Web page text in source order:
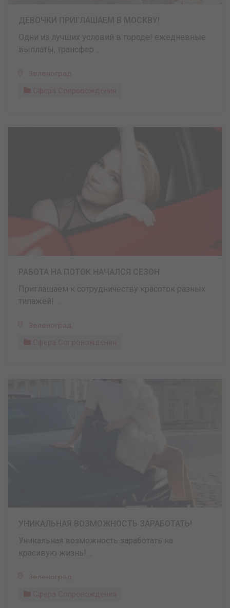
Одни из лучших условий в городе! ежедневные
выплаты, трансфер ...
Зеленоград
Сфера Сопровождения
Приглашаем к сотрудничеству красоток разных
типажей! ...
Зеленоград
Сфера Сопровождения
Уникальная возможность заработать на
красивую жизнь! ...
Зеленоград
Сфера Сопровождения